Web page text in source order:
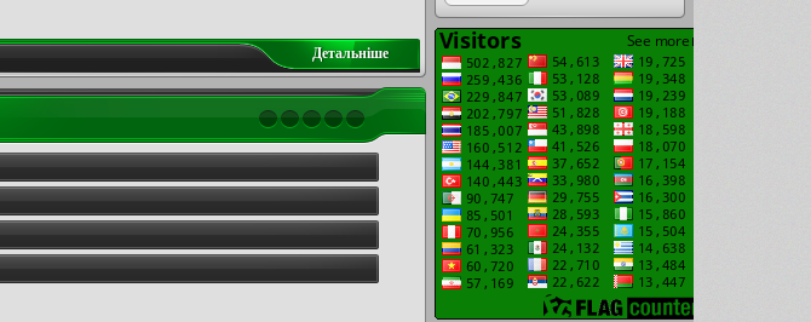
Детальнiше